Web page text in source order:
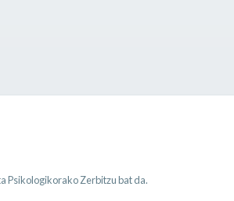
Psikologikorako Zerbitzu bat da.